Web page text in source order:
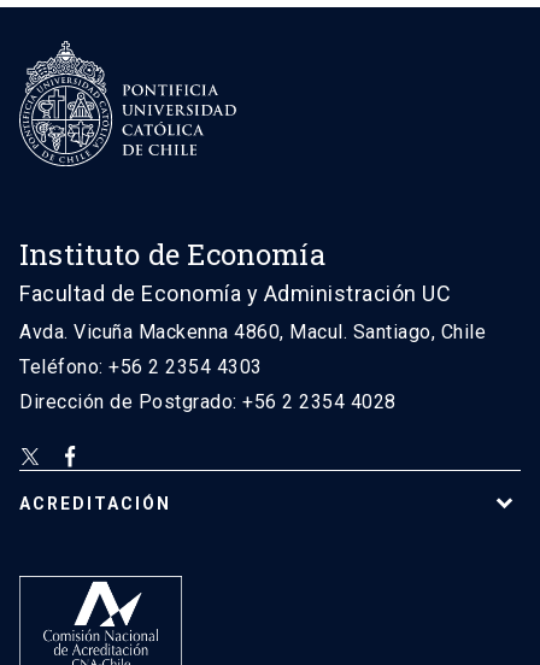
Instituto de Economía
Facultad de Economía y Administración UC
Avda. Vicuña Mackenna 4860, Macul. Santiago, Chile
Teléfono: +56 2 2354 4303
Dirección de Postgrado: +56 2 2354 4028
ACREDITACIÓN